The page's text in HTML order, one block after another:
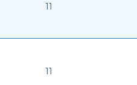
11
11